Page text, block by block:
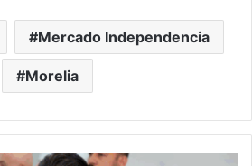
Mercado Independencia
Morelia